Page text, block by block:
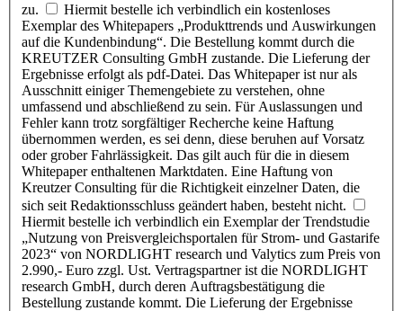
zu.
Hiermit bestelle ich verbindlich ein kostenloses
Exemplar des Whitepapers „Produkttrends und Auswirkungen
auf die Kundenbindung“. Die Bestellung kommt durch die
KREUTZER Consulting GmbH zustande. Die Lieferung der
Ergebnisse erfolgt als pdf-Datei. Das Whitepaper ist nur als
Ausschnitt einiger Themengebiete zu verstehen, ohne
umfassend und abschließend zu sein. Für Auslassungen und
Fehler kann trotz sorgfältiger Recherche keine Haftung
übernommen werden, es sei denn, diese beruhen auf Vorsatz
oder grober Fahrlässigkeit. Das gilt auch für die in diesem
Whitepaper enthaltenen Marktdaten. Eine Haftung von
Kreutzer Consulting für die Richtigkeit einzelner Daten, die
sich seit Redaktionsschluss geändert haben, besteht nicht.
Hiermit bestelle ich verbindlich ein Exemplar der Trendstudie
„Nutzung von Preisvergleichsportalen für Strom- und Gastarife
2023“ von NORDLIGHT research und Valytics zum Preis von
2.990,- Euro zzgl. Ust. Vertragspartner ist die NORDLIGHT
research GmbH, durch deren Auftragsbestätigung die
Bestellung zustande kommt. Die Lieferung der Ergebnisse